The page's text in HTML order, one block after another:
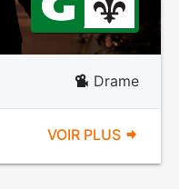
Drame
VOIR PLUS